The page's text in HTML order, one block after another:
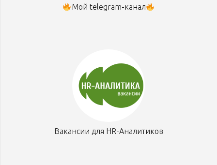
Мой telegram-канал
Вакансии для HR-Аналитиков